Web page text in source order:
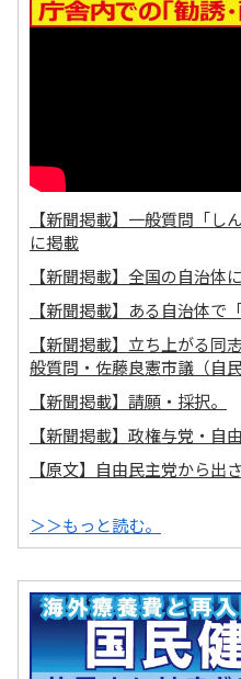
【新聞掲載】一般質問「し
に掲載
【新聞掲載】全国の自治体
【新聞掲載】ある自治体で
【新聞掲載】立ち上がる同
般質問・佐藤良憲市議（自民
【新聞掲載】請願・採択。
【新聞掲載】政権与党・自
【原文】自由民主党から出
＞＞もっと読む。